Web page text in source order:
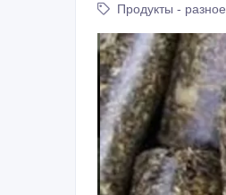
Продукты - разное